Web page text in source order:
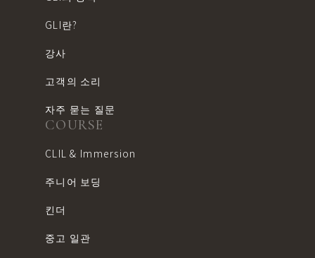
GLI란?
강사
고객의 소리
자주 묻는 질문
COURSE
CLIL & Immersion
주니어 보딩
킨더
중고 일관